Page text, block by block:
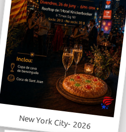
New York City- 2026